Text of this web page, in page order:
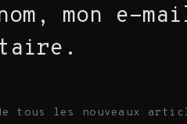
mon e-
de tous les nouveaux